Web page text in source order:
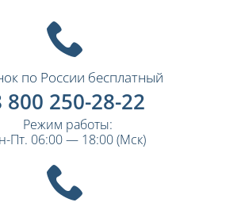
по России бесплатный
800 250-28-22
Режим работы:
Пт. 06:00 — 18:00 (Мск)